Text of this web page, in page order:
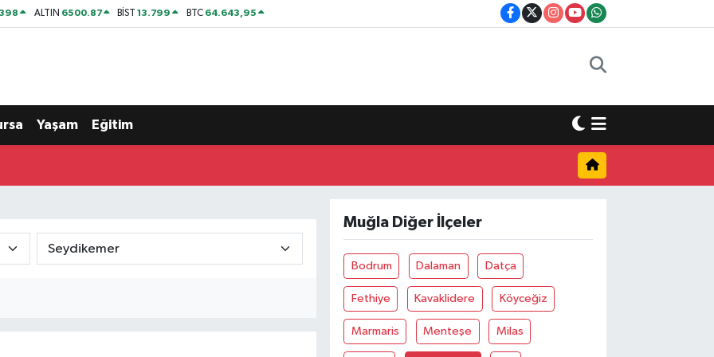
ALTIN 6500.87 BİST13.799 BTC 64.643,95
Yaşam Eğitim
Muğla Diğer İlçeler
Bodrum Dalaman Datça
Fethiye Kavaklidere Köyceğiz
Marmaris Menteşe Milas